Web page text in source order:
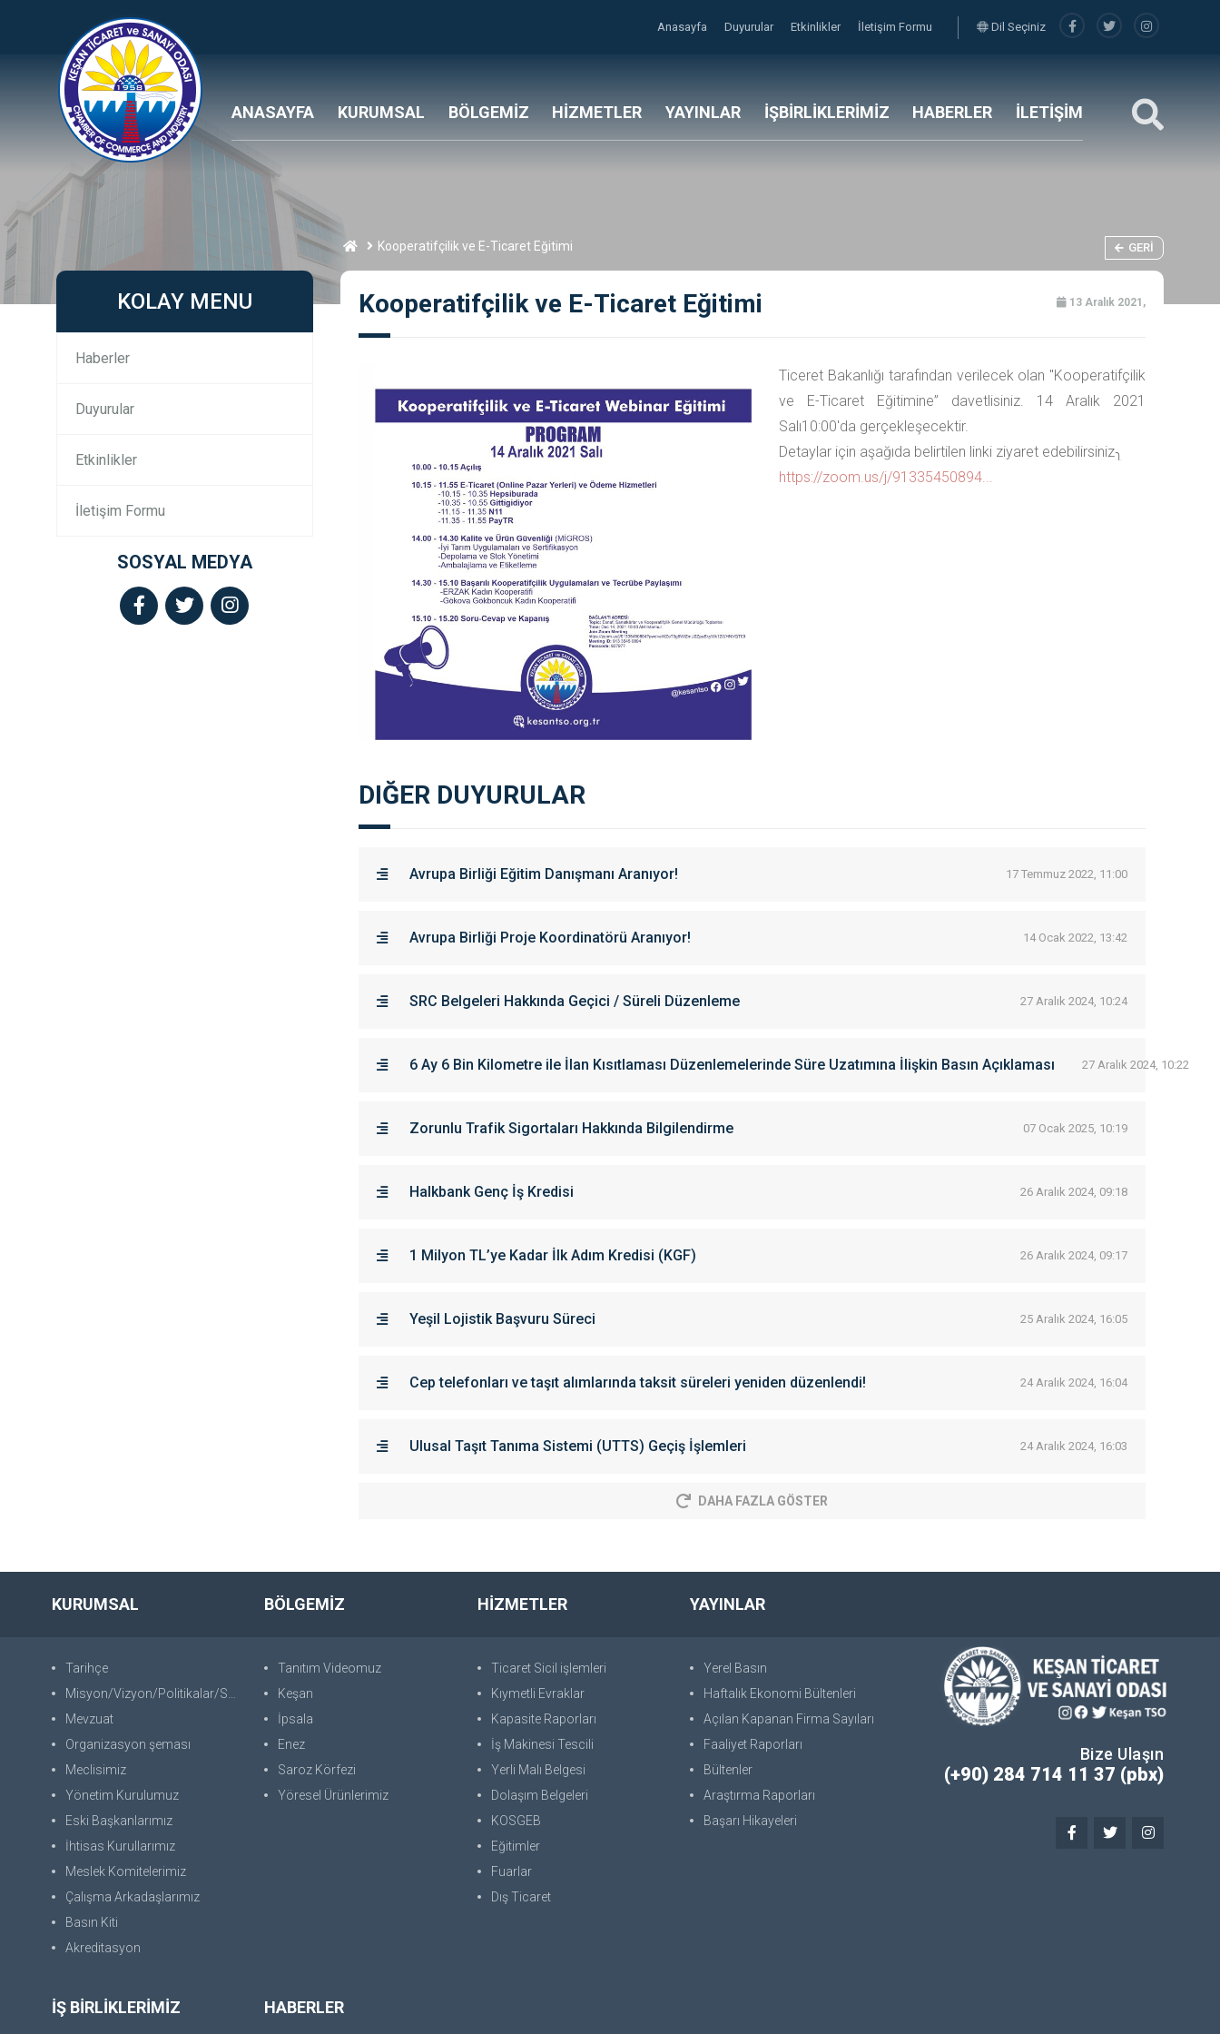
Anasayfa Duyurular Etkinlikler İletişim Formu Dil Seçiniz
ANASAYFA KURUMSAL BÖLGEMİZ HİZMETLER YAYINLAR İŞBİRLİKLERİMİZ HABERLER İLETİŞİM
Kooperatifçilik ve E-Ticaret Eğitimi GERI
KOLAY MENU
Haberler
Duyurular
Etkinlikler
İletişim Formu
SOSYAL MEDYA
Kooperatifçilik ve E-Ticaret Eğitimi 13 Aralık 2021,
Ticeret Bakanlığı tarafından verilecek olan "Kooperatifçilik
ve E-Ticaret Eğitimine” davetlisiniz. 14 Aralık 2021
Salı10:00'da gerçekleşecektir.
Detaylar için aşağıda belirtilen linki ziyaret edebilirsiniz
https://zoom.us/j/91335450894...
DIĞER DUYURULAR
Avrupa Birliği Eğitim Danışmanı Aranıyor! 17 Temmuz 2022, 11:00
Avrupa Birliği Proje Koordinatörü Aranıyor! 14 Ocak 2022, 13:42
SRC Belgeleri Hakkında Geçici / Süreli Düzenleme 27 Aralık 2024, 10:24
6 Ay 6 Bin Kilometre ile İlan Kısıtlaması Düzenlemelerinde Süre Uzatımına İlişkin Basın Açıklaması 27 Aralık 2024, 10:22
Zorunlu Trafik Sigortaları Hakkında Bilgilendirme 07 Ocak 2025, 10:19
Halkbank Genç İş Kredisi 26 Aralık 2024, 09:18
1 Milyon TL’ye Kadar İlk Adım Kredisi (KGF) 26 Aralık 2024, 09:17
Yeşil Lojistik Başvuru Süreci 25 Aralık 2024, 16:05
Cep telefonları ve taşıt alımlarında taksit süreleri yeniden düzenlendi! 24 Aralık 2024, 16:04
Ulusal Taşıt Tanıma Sistemi (UTTS) Geçiş İşlemleri 24 Aralık 2024, 16:03
DAHA FAZLA GÖSTER
KURUMSAL
Tarihçe
Misyon/Vizyon/Politikalar/SWOT
Mevzuat
Organizasyon şeması
Meclisimiz
Yönetim Kurulumuz
Eski Başkanlarımız
İhtisas Kurullarımız
Meslek Komitelerimiz
Çalışma Arkadaşlarımız
Basın Kiti
Akreditasyon
BÖLGEMİZ
Tanıtım Videomuz
Keşan
İpsala
Enez
Saroz Körfezi
Yöresel Ürünlerimiz
HİZMETLER
Ticaret Sicil işlemleri
Kıymetli Evraklar
Kapasite Raporları
İş Makinesi Tescili
Yerli Malı Belgesi
Dolaşım Belgeleri
KOSGEB
Eğitimler
Fuarlar
Dış Ticaret
YAYINLAR
Yerel Basın
Haftalık Ekonomi Bültenleri
Açılan Kapanan Firma Sayıları
Faaliyet Raporları
Bültenler
Araştırma Raporları
Başarı Hikayeleri
İŞ BİRLİKLERİMİZ HABERLER
Bize Ulaşın
(+90) 284 714 11 37 (pbx)